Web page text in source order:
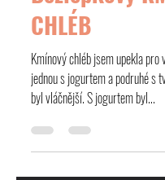
Dagmar Matějková
17. 4. 2022
Bezlepkový